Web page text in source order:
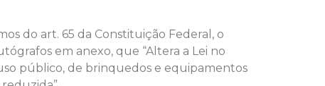
do art. 65 da Constituição Federal, o
em anexo, que “Altera a Lei no
público, de brinquedos e equipamentos